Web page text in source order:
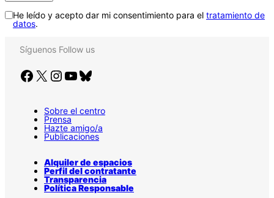
He leído y acepto dar mi consentimiento para el tratamiento de
datos.
Síguenos Follow us
Facebook X Instagram YouTube Bluesky
Sobre el centro
Prensa
Hazte amigo/a
Publicaciones
Alquiler de espacios
Perfil del contratante
Transparencia
Política Responsable